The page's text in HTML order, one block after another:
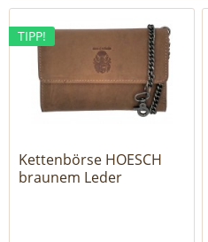
TIPP!
Kettenbörse HOESCH
braunem Leder